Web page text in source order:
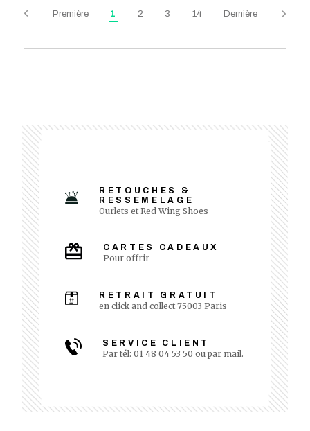
Première 1 2 3 14 Dernière
RETOUCHES &
RESSEMELAGE
Ourlets et Red Wing Shoes
CARTES CADEAUX
Pour offrir
RETRAIT GRATUIT
en click and collect 75003 Paris
SERVICE CLIENT
Par tél: 01 48 04 53 50 ou par mail.